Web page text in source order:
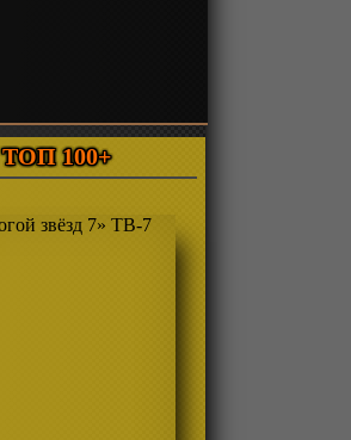
ТОП 100+